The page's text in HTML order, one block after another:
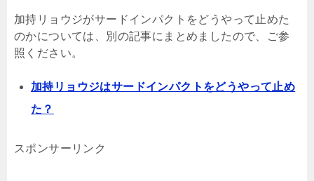
加持リョウジがサードインパクトをどうやって止めた
のかについては、別の記事にまとめましたので、ご参
照ください。
加持リョウジはサードインパクトをどうやって止め
た？
スポンサーリンク